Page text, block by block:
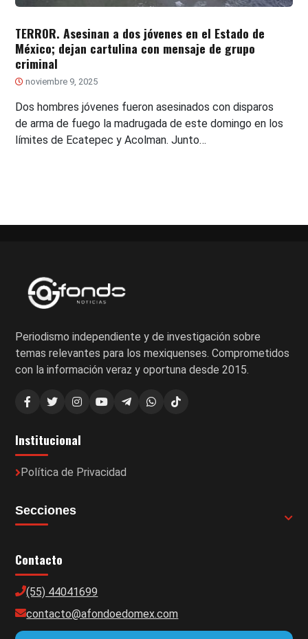
TERROR. Asesinan a dos jóvenes en el Estado de
México; dejan cartulina con mensaje de grupo
criminal
noviembre 9, 2025
Dos hombres jóvenes fueron asesinados con disparos
de arma de fuego la madrugada de este domingo en los
límites de Ecatepec y Acolman. Junto…
Periodismo independiente y de investigación sobre
temas relevantes para los mexiquenses. Comprometidos
con la información veraz y oportuna desde 2015.
Institucional
Política de Privacidad
Secciones
Contacto
(55) 44041699
contacto@afondoedomex.com